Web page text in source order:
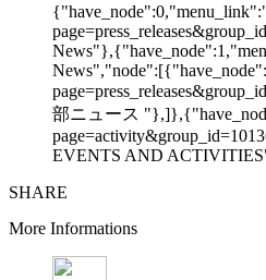
部ニュース
EVENTS AND
SHARE
More Informations